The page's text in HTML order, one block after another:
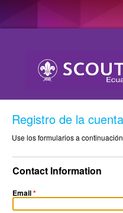
Registro de la cuenta
Use los formularios a
Contact Information
Email*